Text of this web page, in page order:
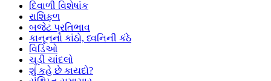
દિવાળી વિશેષાંક
રાશિફળ
બજેટ પ્રતિભાવ
કાનૂનનો કાંઠો, ધ્વનિની કંઠે
વિડિઓ
ચૂડી ચાંદલો
શું કહે છે કાયદો?